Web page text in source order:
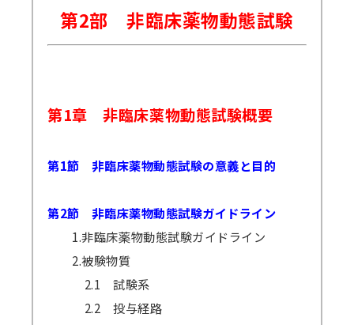
第2部 非臨床薬物動態試験
第1章 非臨床薬物動態試験概要
第1節 非臨床薬物動態試験の意義と目的
第2節 非臨床薬物動態試験ガイドライン
1.非臨床薬物動態試験ガイドライン
2.被験物質
2.1 試験系
2.2 投与経路